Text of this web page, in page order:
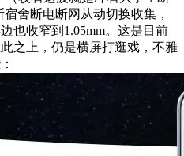
舍断电断网从动切换收集，
也收窄到1.05mm。这是目前
之上，仍是横屏打逛戏，不雅